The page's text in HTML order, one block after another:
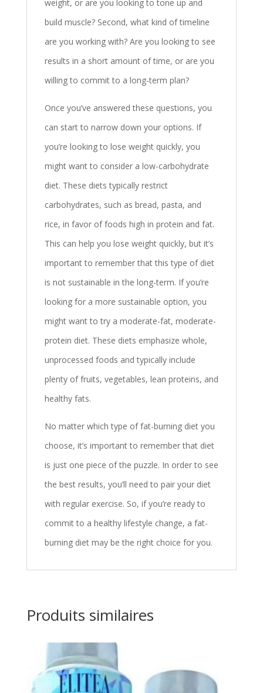
weight, or are you looking to tone up and
build muscle? Second, what kind of timeline
are you working with? Are you looking to see
results in a short amount of time, or are you
willing to commit to a long-term plan?
Once you’ve answered these questions, you
can start to narrow down your options. If
you’re looking to lose weight quickly, you
might want to consider a low-carbohydrate
diet. These diets typically restrict
carbohydrates, such as bread, pasta, and
rice, in favor of foods high in protein and fat.
This can help you lose weight quickly, but it’s
important to remember that this type of diet
is not sustainable in the long-term. If you’re
looking for a more sustainable option, you
might want to try a moderate-fat, moderate-
protein diet. These diets emphasize whole,
unprocessed foods and typically include
plenty of fruits, vegetables, lean proteins, and
healthy fats.
No matter which type of fat-burning diet you
choose, it’s important to remember that diet
is just one piece of the puzzle. In order to see
the best results, you’ll need to pair your diet
with regular exercise. So, if you’re ready to
commit to a healthy lifestyle change, a fat-
burning diet may be the right choice for you.
Produits similaires